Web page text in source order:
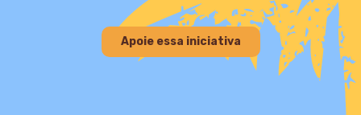
Apoie essa iniciativa